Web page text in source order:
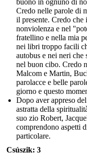
buono in ognuno di
Credo nelle parole di
il presente. Credo
nonviolenza e nel
fratellino e nella mia
nei libri troppo facili
autobus e nei neri
nel buon cibo. Credo
Malcom e Martin,
parolacce e belle
giorno e questo
Dopo aver appreso
astratta della
suo zio Robert,
comprendono aspetti
particolare.
Csúszik: 3